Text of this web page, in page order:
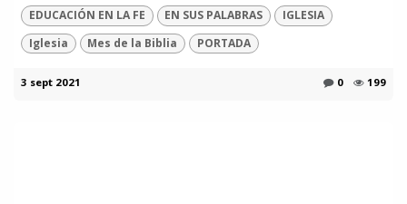
EDUCACIÓN EN LA FE EN SUS PALABRAS
IGLESIA
Iglesia
Mes de la Biblia PORTADA
3 sept 2021 0 199